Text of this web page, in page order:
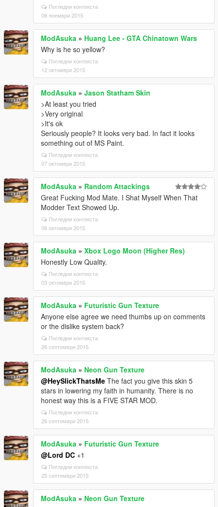
Погледни контекста
06 ноември 2015
ModAsuka » Huang Lee - GTA Chinatown Wars
Why is he so yellow?
Погледни контекста
12 октомври 2015
ModAsuka » Jason Statham Skin
>At least you tried
>Very original
>It's ok
Seriously people? It looks very bad. In fact it looks
something out of MS Paint.
Погледни контекста
07 октомври 2015
ModAsuka » Random Attackings
Great Fucking Mod Mate. I Shat Myself When That
Modder Text Showed Up.
Погледни контекста
06 октомври 2015
ModAsuka » Xbox Logo Moon (Higher Res)
Honestly Low Quality.
Погледни контекста
03 октомври 2015
ModAsuka » Futuristic Gun Texture
Anyone else agree we need thumbs up on comments
or the dislike system back?
Погледни контекста
26 септември 2015
ModAsuka » Neon Gun Texture
@HeySlickThatsMe The fact you give this skin 5
stars in lowering my faith in humanity. There is no
honest way this is a FIVE STAR MOD.
Погледни контекста
26 септември 2015
ModAsuka » Futuristic Gun Texture
@Lord DC +1
Погледни контекста
25 септември 2015
ModAsuka » Neon Gun Texture